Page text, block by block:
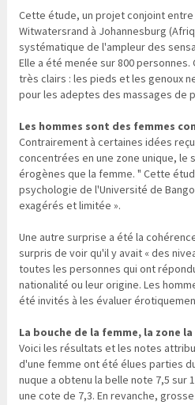
Cette étude, un projet conjoint entre
Witwatersrand à Johannesburg
systématique de l'ampleur des
Elle a été menée sur 800
très clairs : les pieds et les genoux
pour les adeptes des massages
Les hommes sont des femmes
Contrairement à certaines idées
concentrées en une zone unique, le
érogènes que la femme. " Cette
psychologie de l'Université de
exagérés et limitée ».
Une autre surprise a été la
surpris de voir qu'il y avait « des
toutes les personnes qui ont
nationalité ou leur origine. Les
été invités à les évaluer
La bouche de la femme, la zone
Voici les résultats et les notes
d'une femme ont été élues parties
nuque a obtenu la belle note 7,5 sur
une cote de 7,3. En revanche,